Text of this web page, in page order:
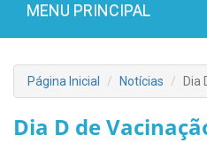
MENU PRINCIPAL
Página Inicial Notícias Dia
Dia D de